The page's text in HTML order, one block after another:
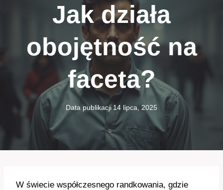
Jak działa
obojętność na
faceta?
Data publikacji 14 lipca, 2025
W świecie współczesnego randkowania, gdzie